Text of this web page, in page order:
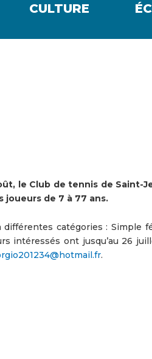
CULTURE
le Club de tennis de
joueurs de 7 à 77 ans.
catégories : Simple
intéressés ont jusqu’au 26
.